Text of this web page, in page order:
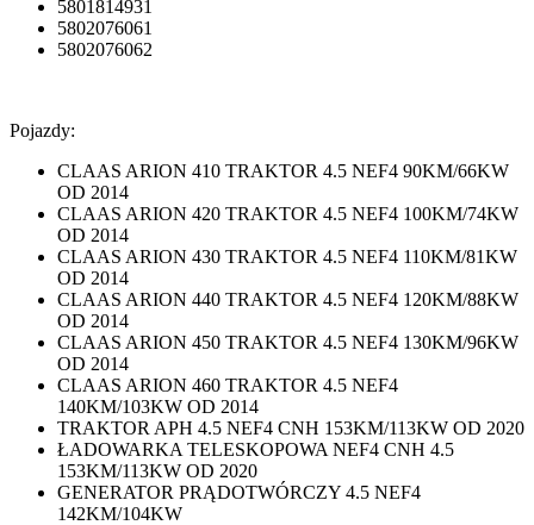
5801814931
5802076061
5802076062
Pojazdy:
CLAAS ARION 410 TRAKTOR 4.5 NEF4 90KM/66KW
OD 2014
CLAAS ARION 420 TRAKTOR 4.5 NEF4 100KM/74KW
OD 2014
CLAAS ARION 430 TRAKTOR 4.5 NEF4 110KM/81KW
OD 2014
CLAAS ARION 440 TRAKTOR 4.5 NEF4 120KM/88KW
OD 2014
CLAAS ARION 450 TRAKTOR 4.5 NEF4 130KM/96KW
OD 2014
CLAAS ARION 460 TRAKTOR 4.5 NEF4
140KM/103KW OD 2014
TRAKTOR APH 4.5 NEF4 CNH 153KM/113KW OD 2020
ŁADOWARKA TELESKOPOWA NEF4 CNH 4.5
153KM/113KW OD 2020
GENERATOR PRĄDOTWÓRCZY 4.5 NEF4
142KM/104KW